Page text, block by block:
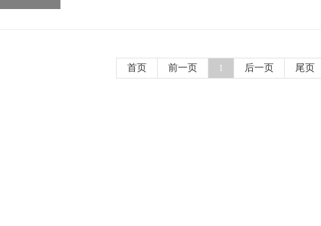
首页 前一页 1 后一页 尾页